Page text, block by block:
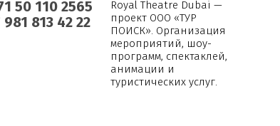
50 110 2565
981 813 42 22
Royal Theatre Dubai —
проект ООО «ТУР
ПОИСК». Организация
мероприятий, шоу-
программ, спектаклей,
анимации и
туристических услуг.